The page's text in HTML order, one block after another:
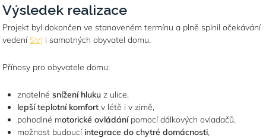
Výsledek realizace
Projekt byl dokončen ve stanoveném termínu a plně splnil očekávání
vedení SVJ i samotných obyvatel domu.
Přínosy pro obyvatele domu:
znatelnésnížení hluku z ulice,
lepší teplotní komfort v létě i v zimě,
pohodlné motorické ovládánípomocí dálkových ovladačů,
možnost budoucí integrace do chytré domácnosti,